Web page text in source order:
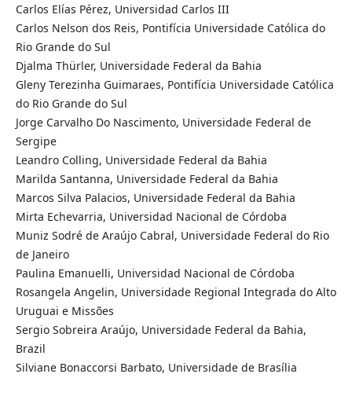
Carlos Elías Pérez, Universidad Carlos III
Carlos Nelson dos Reis, Pontifícia Universidade Católica do
Rio Grande do Sul
Djalma Thürler, Universidade Federal da Bahia
Gleny Terezinha Guimaraes, Pontifícia Universidade Católica
do Rio Grande do Sul
Jorge Carvalho Do Nascimento, Universidade Federal de
Sergipe
Leandro Colling, Universidade Federal da Bahia
Marilda Santanna, Universidade Federal da Bahia
Marcos Silva Palacios, Universidade Federal da Bahia
Mirta Echevarria, Universidad Nacional de Córdoba
Muniz Sodré de Araújo Cabral, Universidade Federal do Rio
de Janeiro
Paulina Emanuelli, Universidad Nacional de Córdoba
Rosangela Angelin, Universidade Regional Integrada do Alto
Uruguai e Missões
Sergio Sobreira Araújo, Universidade Federal da Bahia,
Brazil
Silviane Bonaccorsi Barbato, Universidade de Brasília